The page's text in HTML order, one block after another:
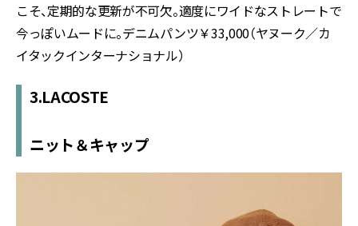
こそ、定期的な更新が不可欠。適度にワイドなストレートで
今っぽいムードに。デニムパンツ￥33,000（ヤヌーク／カ
イタックインターナショナル）
3.LACOSTE
ニット＆キャップ